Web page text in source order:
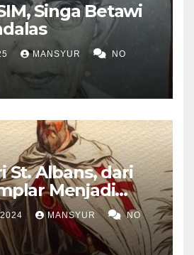
Singa Betawi
MANSYUR NO
St. Albans, dari
Menjadi
Pasukan
Merebut
MANSYUR NO